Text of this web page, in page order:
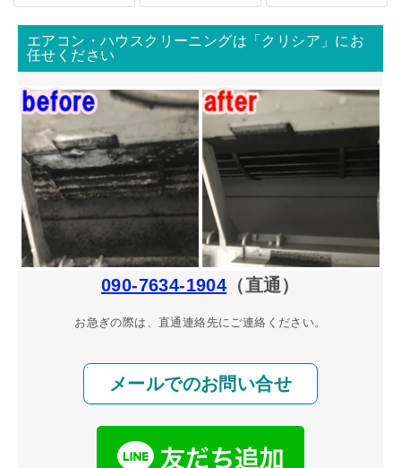
エアコン・ハウスクリーニングは「クリシア」にお
任せください
090-7634-1904 （直通）
お急ぎの際は、直通連絡先にご連絡ください。
メールでのお問い合せ